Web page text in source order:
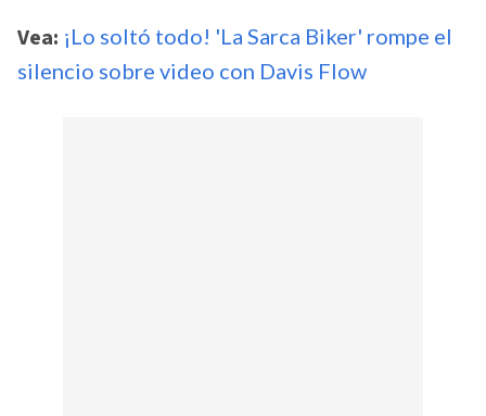
Vea: ¡Lo soltó todo! 'La Sarca Biker' rompe el
silencio sobre video con Davis Flow